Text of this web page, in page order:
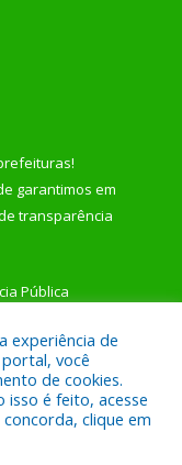
!
garantimos em
transparência
Pública
Municipal de
experiência de
você
de cookies.
isso é feito, acesse
concorda, clique em